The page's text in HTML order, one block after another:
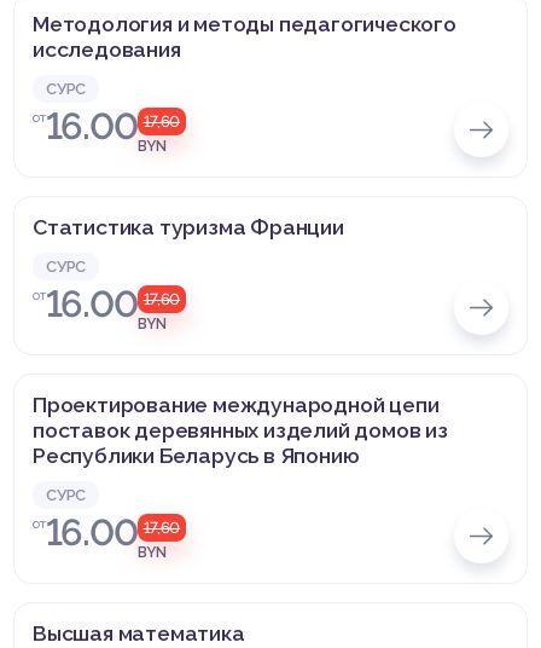
Методология и методы педагогического
исследования
СУРС
от16.00 17,60
BYN
Статистика туризма Франции
СУРС
от16.00 17,60
BYN
Проектирование международной цепи
поставок деревянных изделий домов из
Республики Беларусь в Японию
СУРС
от16.00 17,60
BYN
Высшая математика